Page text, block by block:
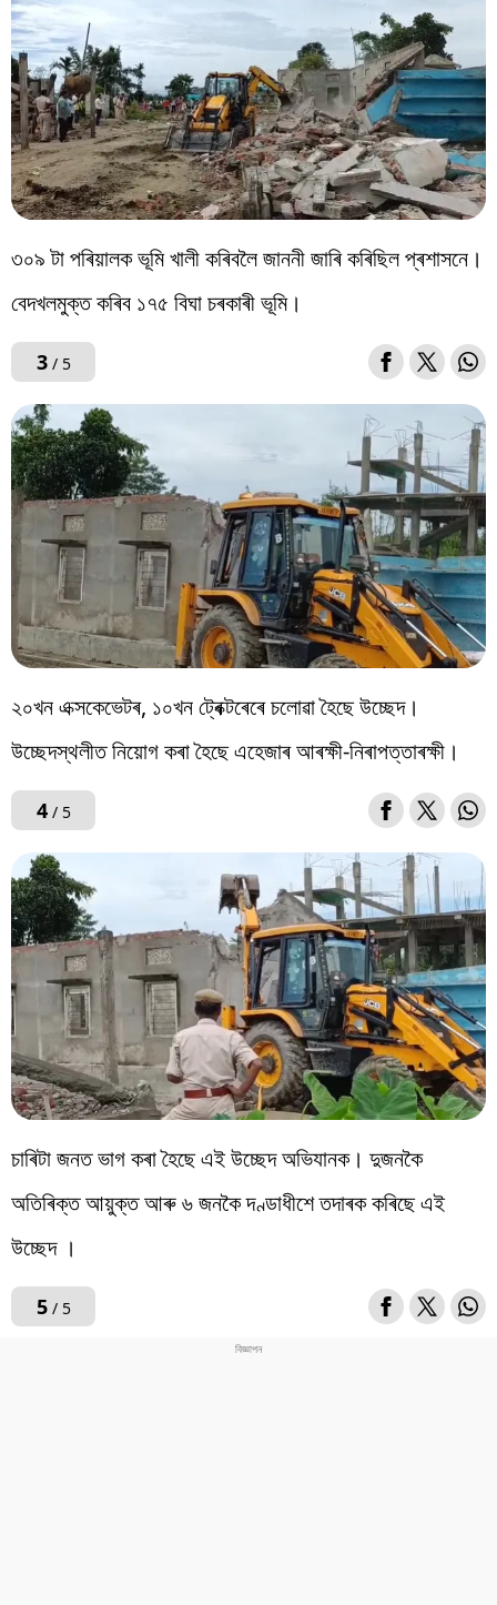
৩০৯ টা পৰিয়ালক ভূমি খালী কৰিবলৈ জাননী জাৰি কৰিছিল প্ৰশাসনে।
বেদখলমুক্ত কৰিব ১৭৫ বিঘা চৰকাৰী ভূমি।
3/ 5
২০খন এক্সকেভেটৰ, ১০খন ট্ৰেক্টৰেৰে চলোৱা হৈছে উচ্ছেদ।
উচ্ছেদস্থলীত নিয়োগ কৰা হৈছে এহেজাৰ আৰক্ষী-নিৰাপত্তাৰক্ষী।
4/ 5
চাৰিটা জনত ভাগ কৰা হৈছে এই উচ্ছেদ অভিযানক। দুজনকৈ
অতিৰিক্ত আয়ুক্ত আৰু ৬ জনকৈ দণ্ডাধীশে তদাৰক কৰিছে এই
উচ্ছেদ ।
5/ 5